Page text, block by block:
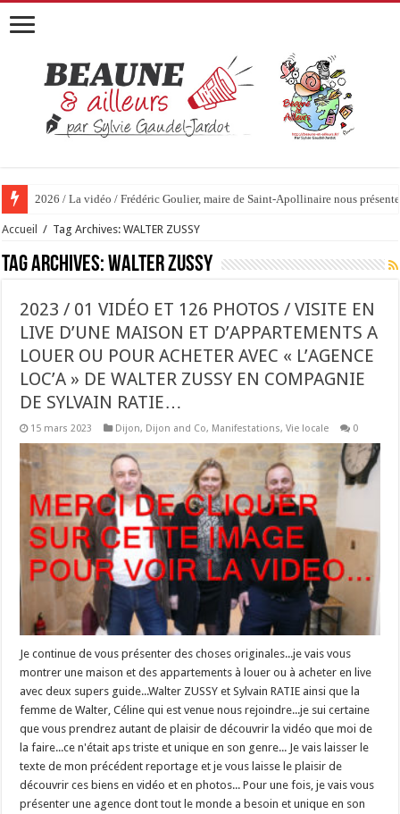
2026 / La vidéo / Frédéric Goulier, maire de Saint-Apollinaire nous
Accueil / Tag Archives: WALTER ZUSSY
Tag Archives:WALTER ZUSSY
2023 / 01 VIDÉO ET 126 PHOTOS / VISITE EN
LIVE D’UNE MAISON ET D’APPARTEMENTS A
LOUER OU POUR ACHETER AVEC « L’AGENCE
LOC’A » DE WALTER ZUSSY EN COMPAGNIE
DE SYLVAIN RATIE…
15 mars 2023 Dijon, Dijon and Co, Manifestations,Vie locale 0
Je continue de vous présenter des choses originales...je vais vous
montrer une maison et des appartements à louer ou à acheter en live
avec deux supers guide...Walter ZUSSY et Sylvain RATIE ainsi que la
femme de Walter, Céline qui est venue nous rejoindre...je sui certaine
que vous prendrez autant de plaisir de découvrir la vidéo que moi de
la faire...ce n'était aps triste et unique en son genre... Je vais laisser le
texte de mon précédent reportage et je vous laisse le plaisir de
découvrir ces biens en vidéo et en photos... Pour une fois, je vais vous
présenter une agence dont tout le monde a besoin et unique en son